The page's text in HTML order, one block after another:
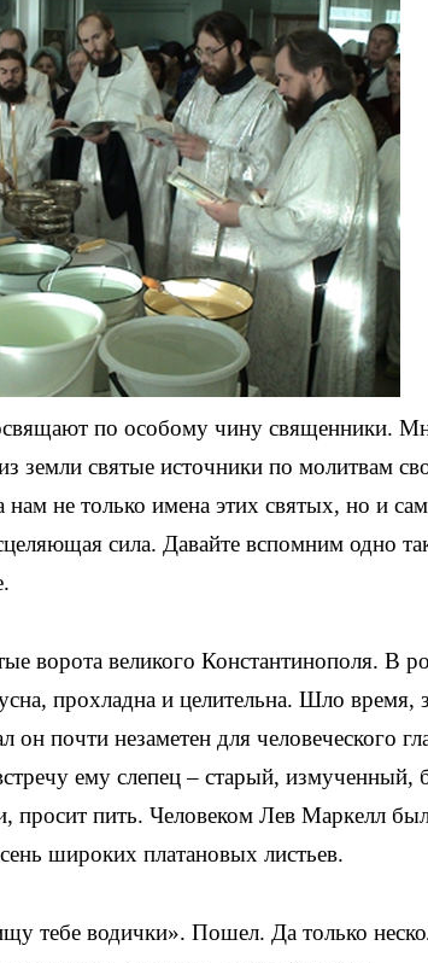
по особому чину священники.
земли святые источники по молитвам
не только имена этих святых, но и
сила. Давайте вспомним одно
ворота великого Константинополя. В
прохладна и целительна. Шло время,
он почти незаметен для человеческого
ему слепец – старый, измученный,
просит пить. Человеком Лев Маркелл
широких платановых листьев.
тебе водички». Пошел. Да только